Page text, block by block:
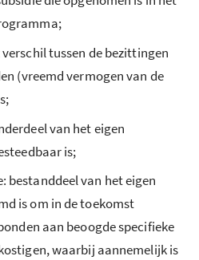
tussen de bezittingen
(vreemd vermogen van de
van het eigen
is;
bestanddeel van het eigen
is om in de toekomst
aan beoogde specifieke
waarbij aannemelijk is